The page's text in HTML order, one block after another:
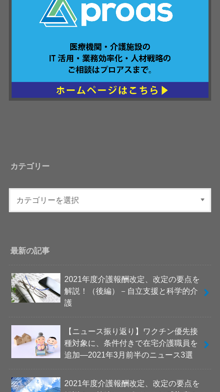
カテゴリー
最新の記事
2021年度介護報酬改定、改定の要点を
解説！（後編）－自立支援と科学的介
護
【ニュース振り返り】ワクチン優先接
種対象に、条件付きで在宅介護職員を
追加―2021年3月前半のニュース3選
2021年度介護報酬改定、改定の要点を